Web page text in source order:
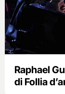
Raphael
di Follia